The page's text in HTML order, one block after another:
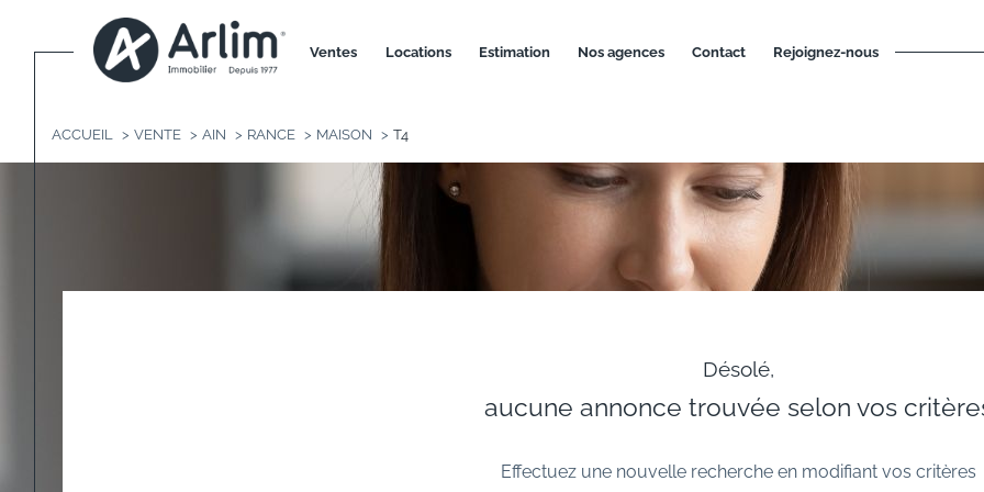
ventes locations estimation nos agences contact rejoignez-nous
ACCUEIL VENTE AIN RANCE MAISON T4
Désolé,
aucune annonce trouvée selon vos
Effectuez une nouvelle recherche en modifiant vos critères